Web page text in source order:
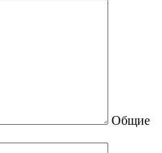
Общие